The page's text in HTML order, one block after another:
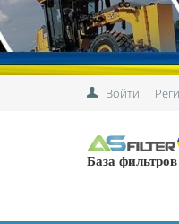
Войти
База фильтров